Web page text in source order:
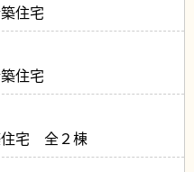
住宅
住宅
住宅 全２棟